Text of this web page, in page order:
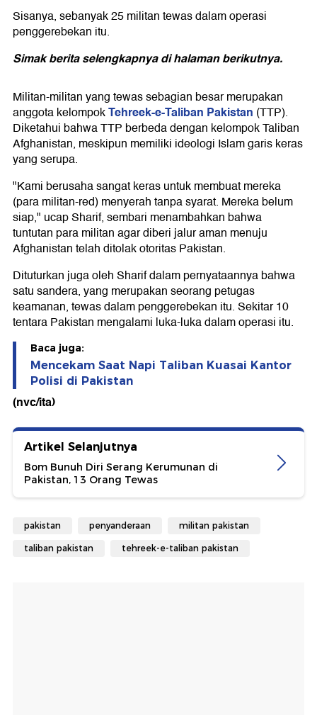
Sisanya, sebanyak 25 militan tewas dalam operasi
penggerebekan itu.
Simak berita selengkapnya di halaman berikutnya.
Militan-militan yang tewas sebagian besar merupakan
anggota kelompokTehreek-e-Taliban Pakistan (TTP).
Diketahui bahwa TTP berbeda dengan kelompok Taliban
Afghanistan, meskipun memiliki ideologi Islam garis keras
yang serupa.
"Kami berusaha sangat keras untuk membuat mereka
(para militan-red) menyerah tanpa syarat. Mereka belum
siap," ucap Sharif, sembari menambahkan bahwa
tuntutan para militan agar diberi jalur aman menuju
Afghanistan telah ditolak otoritas Pakistan.
Dituturkan juga oleh Sharif dalam pernyataannya bahwa
satu sandera, yang merupakan seorang petugas
keamanan, tewas dalam penggerebekan itu. Sekitar 10
tentara Pakistan mengalami luka-luka dalam operasi itu.
Baca juga:
Mencekam Saat Napi Taliban Kuasai Kantor
Polisi di Pakistan
(nvc/ita)
Artikel Selanjutnya
Bom Bunuh Diri Serang Kerumunan di
Pakistan, 13 Orang Tewas
pakistan penyanderaan militan pakistan
taliban pakistan tehreek-e-taliban pakistan